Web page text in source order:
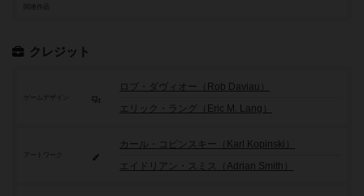
関連作品
クレジット
ゲームデザイン
ロブ・ダヴィオー（Rob Daviau）
エリック・ラング（Eric M. Lang）
アートワーク
カール・コピンスキー（Karl Kopinski）
エイドリアン・スミス（Adrian Smith）